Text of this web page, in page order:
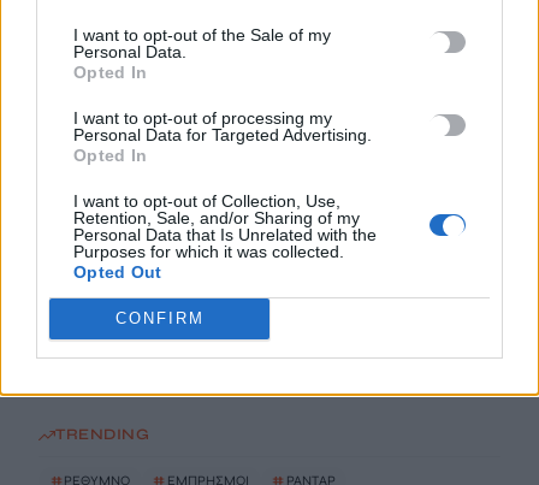
I want to opt-out of the Sale of my
Personal Data.
Opted In
I want to opt-out of processing my
Personal Data for Targeted Advertising.
Opted In
I want to opt-out of Collection, Use,
Retention, Sale, and/or Sharing of my
Personal Data that Is Unrelated with the
Purposes for which it was collected.
Opted Out
CONFIRM
Αεροδρόμιο Καστελλίου: Όλα έτοιμα για την υπογραφή της
σύμβασης για τα ραντάρ
Η απάντηση της ΔΕΠΑΝΑΛ για το άνοιγμα του ενός
7 Αυγούστου, 2026
Λιμενικό: Ζητούν ενίσχυση των υπηρεσιών στην Κρήτη λόγω
των αυξημένων μεταναστευτικών ροών
7 Αυγούστου, 2026
TRENDING
# ΡΕΘΥΜΝΟ # ΕΜΠΡΗΣΜΟΙ # ΡΑΝΤΑΡ